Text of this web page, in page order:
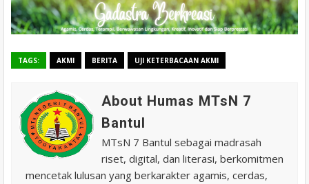
TAGS: AKMI BERITA UJI KETERBACAAN AKMI
About Humas MTsN 7
Bantul
MTsN 7 Bantul sebagai madrasah
riset, digital, dan literasi, berkomitmen
mencetak lulusan yang berkarakter agamis, cerdas,